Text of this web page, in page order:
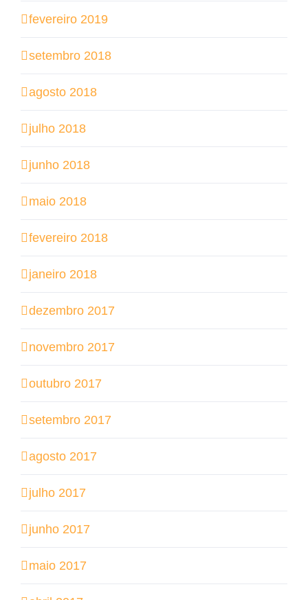
fevereiro 2019
setembro 2018
agosto 2018
julho 2018
junho 2018
maio 2018
fevereiro 2018
janeiro 2018
dezembro 2017
novembro 2017
outubro 2017
setembro 2017
agosto 2017
julho 2017
junho 2017
maio 2017